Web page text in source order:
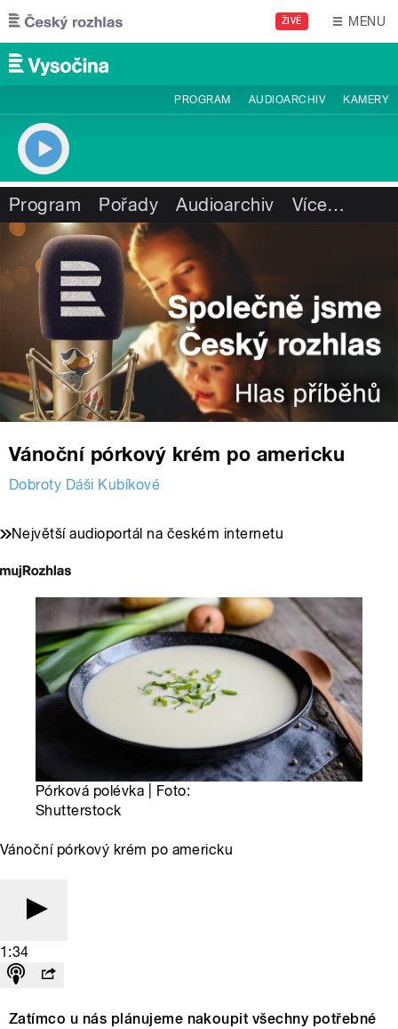
Přejít k hlavnímu obsahu
ŽIVĚ MENU
PROGRAM AUDIOARCHIV KAMERY
Program Pořady Audioarchiv Více…
Vánoční pórkový krém po americku
Dobroty Dáši Kubíkové
Největší audioportál na českém internetu
Pórková polévka | Foto:
Shutterstock
Vánoční pórkový krém po americku
1:34
Zatímco u nás plánujeme nakoupit všechny potřebné